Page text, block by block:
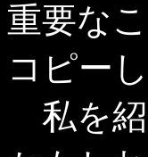
重要な
コピー
私を紹